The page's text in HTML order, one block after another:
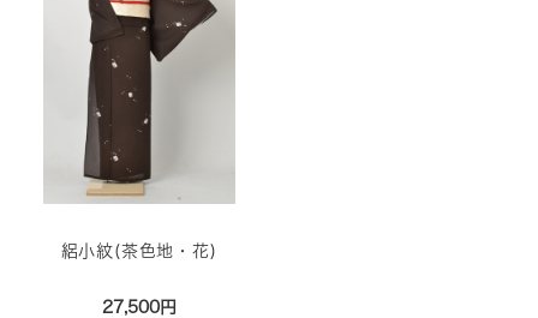
絽小紋(茶色地・花)
27,500円